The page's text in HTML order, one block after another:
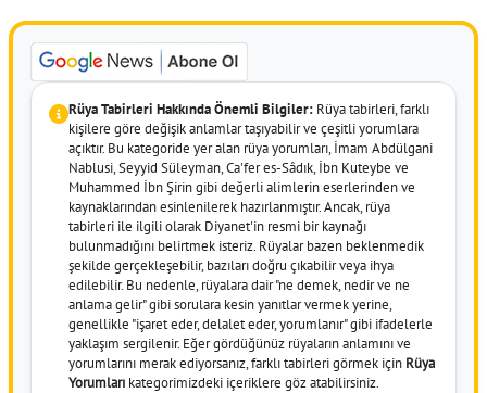
Rüya Tabirleri Hakkında Önemli Bilgiler: Rüya tabirleri, farklı
kişilere göre değişik anlamlar taşıyabilir ve çeşitli yorumlara
açıktır. Bu kategoride yer alan rüya yorumları, İmam Abdülgani
Nablusi, Seyyid Süleyman, Ca'fer es-Sâdık, İbn Kuteybe ve
Muhammed İbn Şirin gibi değerli alimlerin eserlerinden ve
kaynaklarından esinlenilerek hazırlanmıştır. Ancak, rüya
tabirleri ile ilgili olarak Diyanet'in resmi bir kaynağı
bulunmadığını belirtmek isteriz. Rüyalar bazen beklenmedik
şekilde gerçekleşebilir, bazıları doğru çıkabilir veya ihya
edilebilir. Bu nedenle, rüyalara dair "ne demek, nedir ve ne
anlama gelir" gibi sorulara kesin yanıtlar vermek yerine,
genellikle "işaret eder, delalet eder, yorumlanır" gibi ifadelerle
yaklaşım sergilenir. Eğer gördüğünüz rüyaların anlamını ve
yorumlarını merak ediyorsanız, farklı tabirleri görmek için Rüya
Yorumları kategorimizdeki içeriklere göz atabilirsiniz.